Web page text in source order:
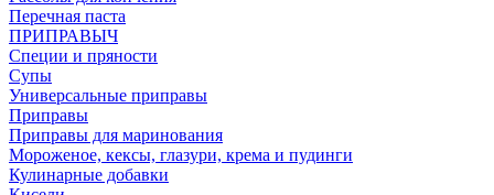
Перечная паста
ПРИПРАВЫЧ
Специи и пряности
Супы
Универсальные приправы
Приправы
Приправы для маринования
Мороженое, кексы, глазури, крема и пудинги
Кулинарные добавки